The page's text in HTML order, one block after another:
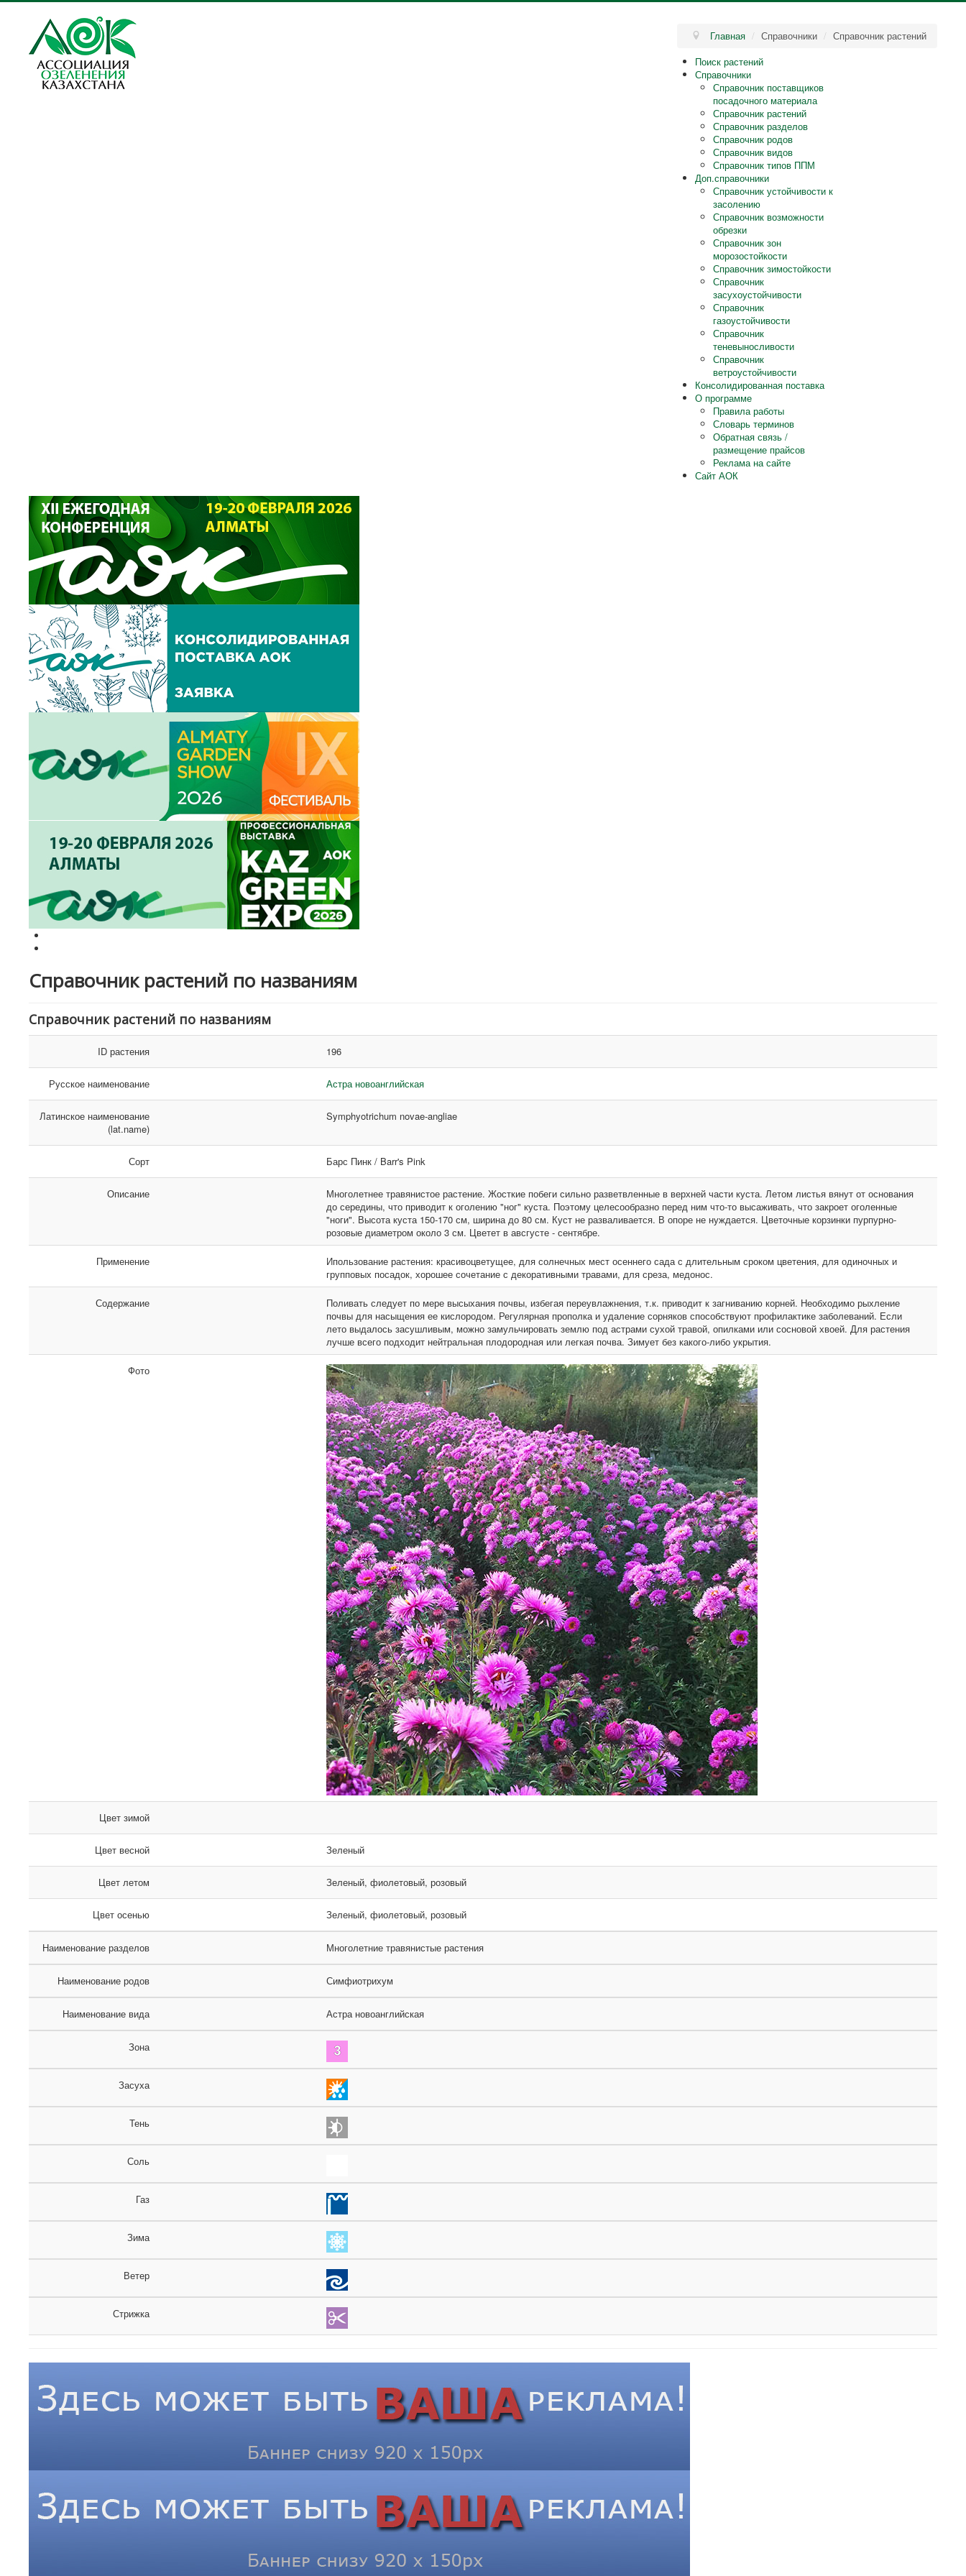
Главная / Справочники / Справочник растений
Поиск растений
Справочники
Справочник поставщиков
посадочного материала
Справочник растений
Справочник разделов
Справочник родов
Справочник видов
Справочник типов ППМ
Доп.справочники
Справочник устойчивости к
засолению
Справочник возможности
обрезки
Справочник зон
морозостойкости
Справочник зимостойкости
Справочник
засухоустойчивости
Справочник
газоустойчивости
Справочник
теневыносливости
Справочник
ветроустойчивости
Консолидированная поставка
О программе
Правила работы
Словарь терминов
Обратная связь /
размещение прайсов
Реклама на сайте
Сайт АОК
Справочник растений по названиям
Справочник растений по названиям
ID растения 196
Русское наименование Астра новоанглийская
Латинское наименование
(lat.name)
Symphyotrichum novae-angliae
Сорт Барс Пинк / Barr's Pink
Описание
Многолетнее травянистое растение. Жосткие побеги сильно разветвленные в верхней части куста. Летом листья вянут от основания
до середины, что приводит к оголению "ног" куста. Поэтому целесообразно перед ним что-то высаживать, что закроет оголенные
"ноги". Высота куста 150-170 см, ширина до 80 см. Куст не разваливается. В опоре не нуждается. Цветочные корзинки пурпурно-
розовые диаметром около 3 см. Цветет в авсгусте - сентябре.
Применение
Ипользование растения: красивоцветущее, для солнечных мест осеннего сада с длительным сроком цветения, для одиночных и
групповых посадок, хорошее сочетание с декоративными травами, для среза, медонос.
Содержание
Поливать следует по мере высыхания почвы, избегая переувлажнения, т.к. приводит к загниванию корней. Необходимо рыхление
почвы для насыщения ее кислородом. Регулярная прополка и удаление сорняков способствуют профилактике заболеваний. Если
лето выдалось засушливым, можно замульчировать землю под астрами сухой травой, опилками или сосновой хвоей. Для растения
лучше всего подходит нейтральная плодородная или легкая почва. Зимует без какого-либо укрытия.
Фото
Цвет зимой
Цвет весной Зеленый
Цвет летом Зеленый, фиолетовый, розовый
Цвет осенью Зеленый, фиолетовый, розовый
Наименование разделов Многолетние травянистые растения
Наименование родов Симфиотрихум
Наименование вида Астра новоанглийская
Зона
Засуха
Тень
Соль
Газ
Зима
Ветер
Стрижка